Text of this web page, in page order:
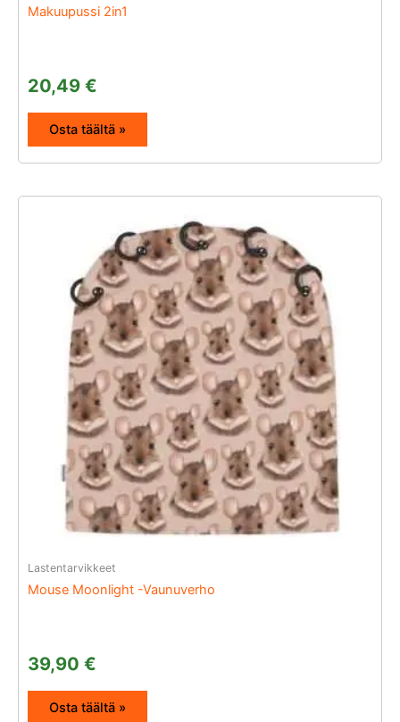
Makuupussi 2in1
20,49 €
Osta täältä »
Lastentarvikkeet
Mouse Moonlight -Vaunuverho
39,90 €
Osta täältä »